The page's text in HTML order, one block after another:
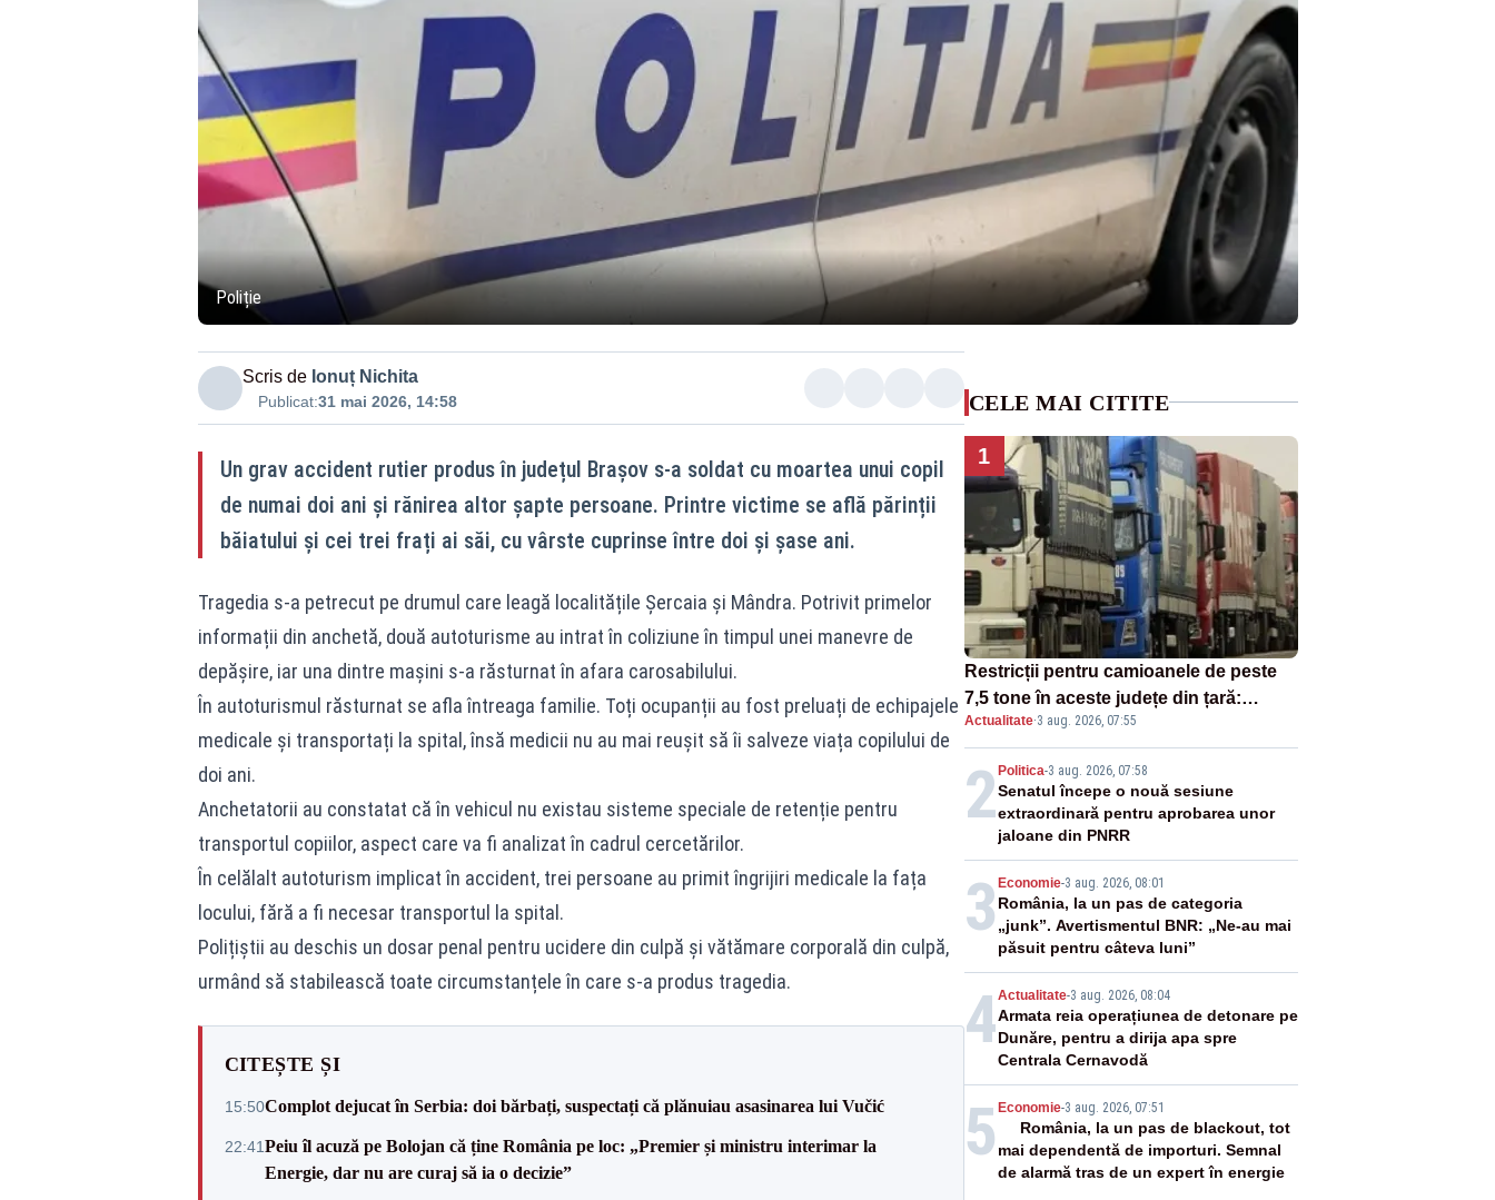
Poliție
Scris de Ionuț Nichita
Publicat:31 mai 2026, 14:58
Un grav accident rutier produs în județul Brașov s-a soldat cu moartea unui copil
de numai doi ani și rănirea altor șapte persoane. Printre victime se află părinții
băiatului și cei trei frați ai săi, cu vârste cuprinse între doi și șase ani.
Tragedia s-a petrecut pe drumul care leagă localitățile Șercaia și Mândra. Potrivit primelor
informații din anchetă, două autoturisme au intrat în coliziune în timpul unei manevre de
depășire, iar una dintre mașini s-a răsturnat în afara carosabilului.
În autoturismul răsturnat se afla întreaga familie. Toți ocupanții au fost preluați de echipajele
medicale și transportați la spital, însă medicii nu au mai reușit să îi salveze viața copilului de
doi ani.
Anchetatorii au constatat că în vehicul nu existau sisteme speciale de retenție pentru
transportul copiilor, aspect care va fi analizat în cadrul cercetărilor.
În celălalt autoturism implicat în accident, trei persoane au primit îngrijiri medicale la fața
locului, fără a fi necesar transportul la spital.
Polițiștii au deschis un dosar penal pentru ucidere din culpă și vătămare corporală din culpă,
urmând să stabilească toate circumstanțele în care s-a produs tragedia.
CITEȘTE ȘI
15:50Complot dejucat în Serbia: doi bărbați, suspectați că plănuiau asasinarea lui Vučić
22:41Peiu îl acuză pe Bolojan că ține România pe loc: „Premier și ministru interimar la
Energie, dar nu are curaj să ia o decizie”
CELE MAI CITITE
1
Restricții pentru camioanele de peste
7,5 tone în aceste județe din țară:
circulația este interzisă luni, între orele
12:00 și 20:00
Actualitate·3 aug. 2026, 07:55
2Politica-3 aug. 2026, 07:58
Senatul începe o nouă sesiune
extraordinară pentru aprobarea unor
jaloane din PNRR
3 Economie-3 aug. 2026, 08:01
România, la un pas de categoria
„junk”. Avertismentul BNR: „Ne-au mai
păsuit pentru câteva luni”
4Actualitate-3 aug. 2026, 08:04
Armata reia operațiunea de detonare pe
Dunăre, pentru a dirija apa spre
Centrala Cernavodă
5 Economie-3 aug. 2026, 07:51
România, la un pas de blackout, tot
mai dependentă de importuri. Semnal
de alarmă tras de un expert în energie